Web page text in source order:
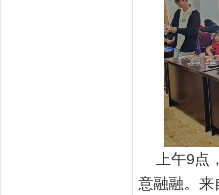
上午9点
意融融。来